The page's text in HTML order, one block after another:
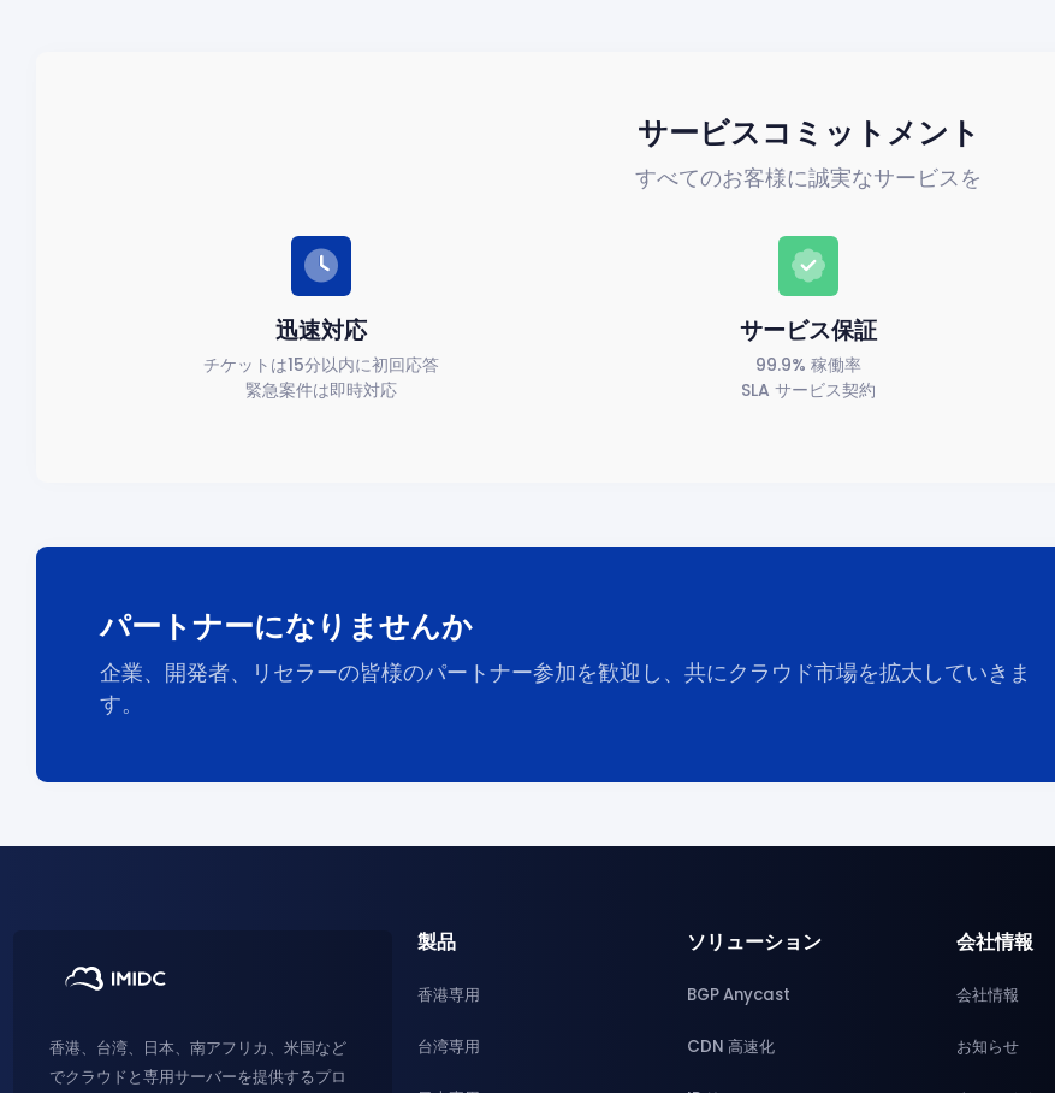
サービスコミットメント
すべてのお客様に誠実なサービスを
迅速対応
チケットは15分以内に初回応答
緊急案件は即時対応
サービス保証
99.9% 稼働率
SLA サービス契約
パートナーになりませんか
企業、開発者、リセラーの皆様のパートナー参加を歓迎し、共にクラウド市場を拡大していきま
す。
香港、台湾、日本、南アフリカ、米国など
でクラウドと専用サーバーを提供するプロ
製品
香港専用
台湾専用
ソリューション
BGP Anycast
CDN 高速化
会社情報
会社情報
お知らせ